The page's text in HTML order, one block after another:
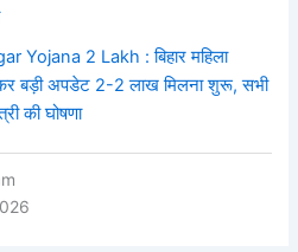
Yojana 2 Lakh : बिहार महिला
बड़ी अपडेट 2-2 लाख मिलना शुरू, सभी
की घोषणा